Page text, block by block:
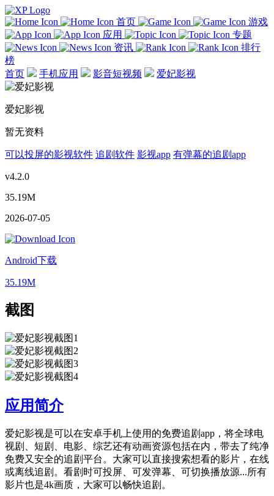
首页
游戏
应用
专题
资讯
排行
榜
首页
手机应用 影音短视频 爱妃影视
爱妃影视
暂无资料
可以投屏的影视软件 追剧软件 影视app 有弹幕的追剧app
v4.2.0
35.19M
2026-07-05
Android下载
35.19M
截图
应用简介
爱妃影视是可以在安卓手机上使用的免费追剧app，将全球电
视剧、短剧、电影、综艺还有动画资源包括在内，带去了纯净
免费又安全的追剧平台。大家可以直接搜索想看的影片，在线
或离线追剧。看剧时可投屏、可发弹幕、可切换播放源...所有
影片也是4k画质，大家可以畅快追剧。